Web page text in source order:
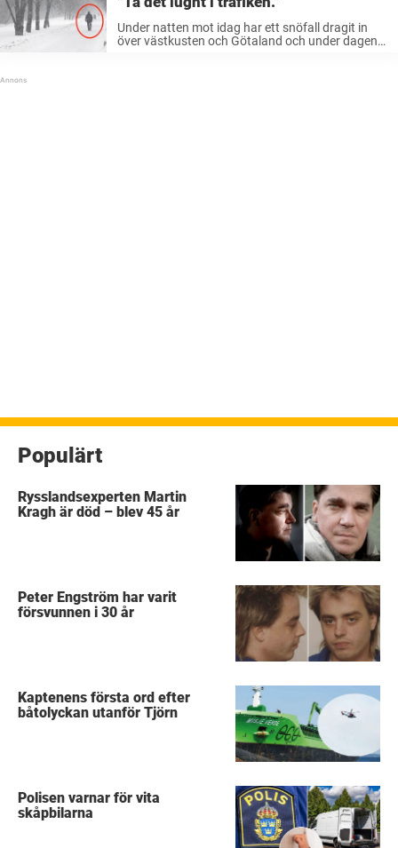
Under natten mot idag har ett snöfall dragit in
över västkusten och Götaland och under dagen
Populärt
Rysslandsexperten Martin
Kragh är död – blev 45 år
Peter Engström har varit
försvunnen i 30 år
Kaptenens första ord efter
båtolyckan utanför Tjörn
Polisen varnar för vita
skåpbilarna